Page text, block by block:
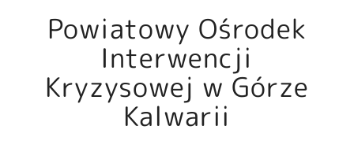
Powiatowy Ośrodek
Interwencji
Kryzysowej w Górze
Kalwarii